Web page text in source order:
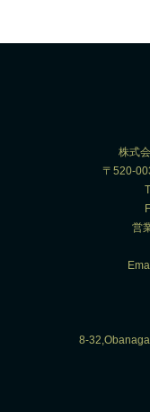
株式
〒520-
営
8-